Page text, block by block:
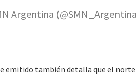
Argentina
emitido también detalla que el norte